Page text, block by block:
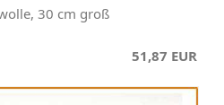
30 cm groß
51,87 EUR